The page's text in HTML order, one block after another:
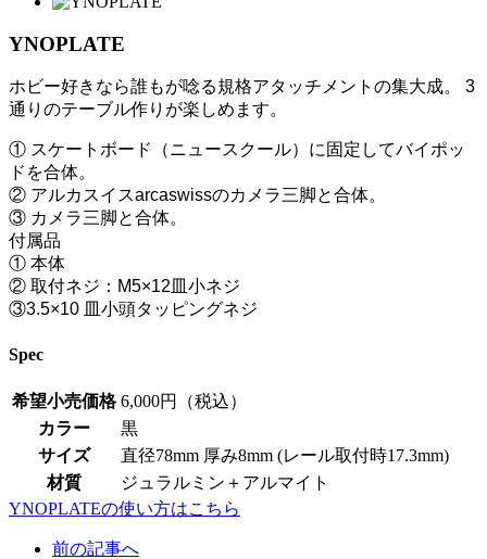
YNOPLATE
ホビー好きなら誰もが唸る規格アタッチメントの集大成。 3
通りのテーブル作りが楽しめます。
① スケートボード（ニュースクール）に固定してバイポッ
ドを合体。
② アルカスイスarcaswissのカメラ三脚と合体。
③ カメラ三脚と合体。
付属品
① 本体
② 取付ネジ：M5×12皿小ネジ
③3.5×10 皿小頭タッピングネジ
Spec
希望小売価格 6,000円（税込）
カラー
黒
サイズ
直径78mm 厚み8mm (レール取付時17.3mm)
材質
ジュラルミン＋アルマイト
YNOPLATEの使い方はこちら
前の記事へ